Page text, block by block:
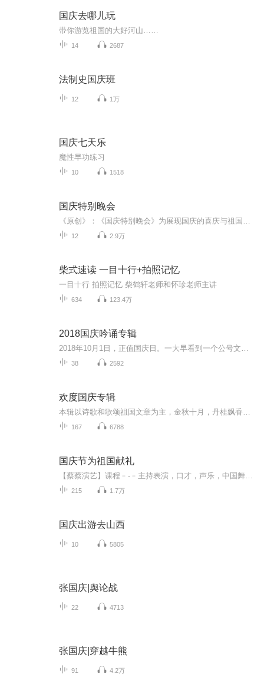
国庆去哪儿玩
带你游览祖国的大好河山……
14 2687
法制史国庆班
12 1万
国庆七天乐
魔性早功练习
10 1518
国庆特别晚会
12 2.9万
柴式速读 一目十行+拍照记忆
一目十行 拍照记忆 柴鹤轩老师和怀珍老师主讲
634 123.4万
2018国庆吟诵专辑
38 2592
欢度国庆专辑
167 6788
国庆节为祖国献礼
215 1.7万
国庆出游去山西
10 5805
张国庆|舆论战
22 4713
张国庆|穿越牛熊
91 4.2万